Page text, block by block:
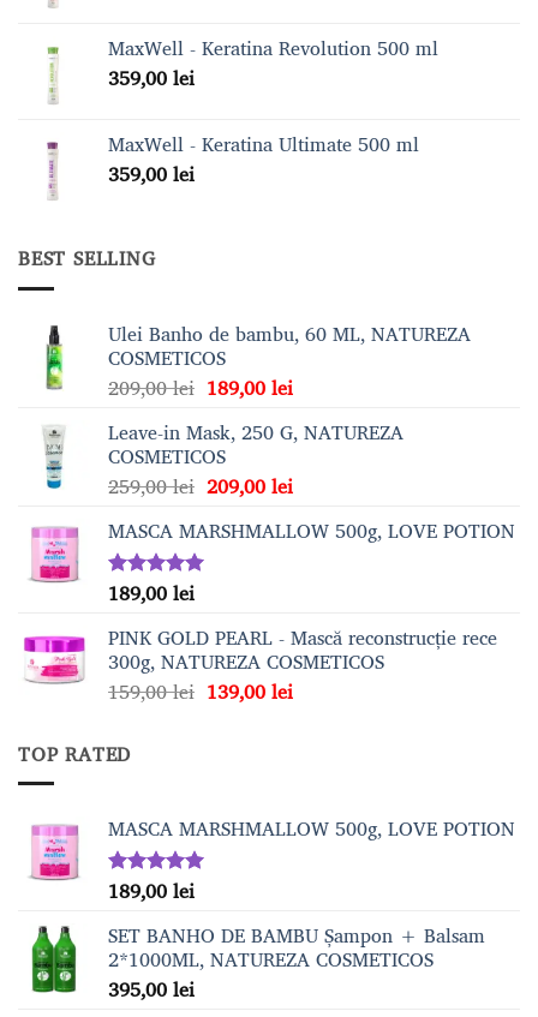
MaxWell - Keratina Revolution 500 ml
359,00lei
MaxWell - Keratina Ultimate 500 ml
359,00lei
BEST SELLING
Ulei Banho de bambu, 60 ML, NATUREZA
COSMETICOS
209,00lei Prețul
a
fost:
209,00 lei.
189,00leiPrețul
este:
Leave-in Mask, 250 G, NATUREZA
COSMETICOS
259,00lei Prețul
a
209,00leiPrețul
este:
MASCA MARSHMALLOW 500g, LOVE POTION
Evaluat la
5.00din 5
189,00lei
PINK GOLD PEARL - Mască reconstrucție rece
300g, NATUREZA COSMETICOS
159,00lei Prețul
139,00leiPrețul
TOP RATED
MASCA MARSHMALLOW 500g, LOVE POTION
Evaluat la
5.00din 5
189,00lei
SET BANHO DE BAMBU Șampon + Balsam
2*1000ML, NATUREZA COSMETICOS
395,00lei